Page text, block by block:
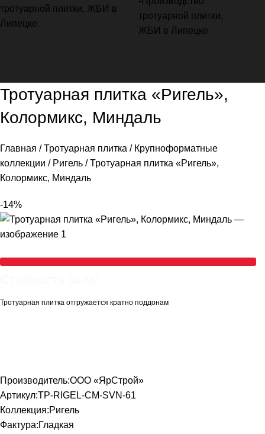
Тротуарная плитка «Ригель»,
Колормикс, Миндаль
Главная Тротуарная плитка
Крупноформатные
коллекции
Ригель
Тротуарная плитка «Ригель»,
Колормикс, Миндаль
-14%
Тротуарная плитка отгружается кратно поддонам
Производитель:ООО «ЯрСтрой»
Артикул:TP-RIGEL-CM-SVN-61
Коллекция:Ригель
Фактура:Гладкая